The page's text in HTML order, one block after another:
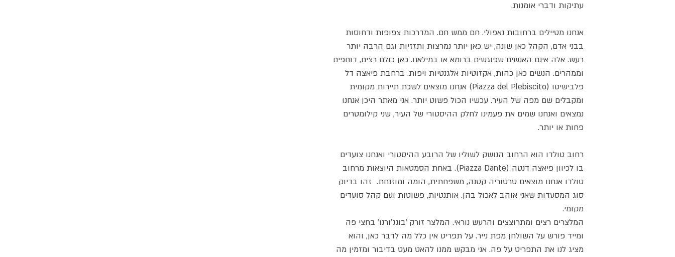
עתיקות ודברי אומנות.
אנחנו מטיילים ברחובות נאפולי. חם ממש חם. המדרכות צפופות ודחוסות
בבני אדם, הקהל כאן שונה, יש כאן יותר נמרצות ותזזיות וגם הרבה יותר
רעש. אלה אינם האנשים שפוגשים ברומא או במילאנו. כאן כולם רצים, דוחפים
וממהרים. הנשים כאן כהות, אקזוטיות אלגנטיות ויפות. ברחבת פיאצה דל
פלבישיטו (Piazza del Plebiscito) אנחנו מוצאים לשכת תיירות מקומית
ומקבלים שם מפה של העיר. עכשיו הכול פשוט יותר. אני מאתר היכן אנחנו
נמצאים ואנחנו שמים את פעמינו לחלק ההיסטורי של העיר, שני קילומטרים
פחות או יותר.
רחוב טולדו הוא הרחוב הנושק לשוליו של הרובע ההיסטורי ואנחנו צועדים
בו לכיוון פיאצה דנטה (Piazza Dante). באחת הסמטאות היוצאות מרחוב
טולדו אנחנו מוצאים טרטוריה קטנה, משפחתית, הומה ומוזנחת. זהו בדיוק
סוג המסעדות שאני אוהב לאכול בהן. אותנטיות, פשוטות ועם קהל סועדים
מקומי.
המלצרים רצים ומתרוצצים והרעש נוראי. המלצר זורק 'בונג'ורנו' בחצי פה
ומייד פורש על השולחן מפת נייר. על תפריט אין כלל מה לדבר כאן, והוא
מציג לנו את התפריט על פה. אני מבקש ממנו להאט מעט בדיבור ומזמין מה